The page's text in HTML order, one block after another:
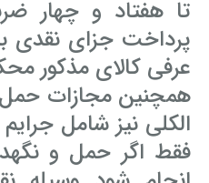
تا هفتاد و چهار
عرفی کالای مذکور
همچنین مجازات
فقط اگر حمل و